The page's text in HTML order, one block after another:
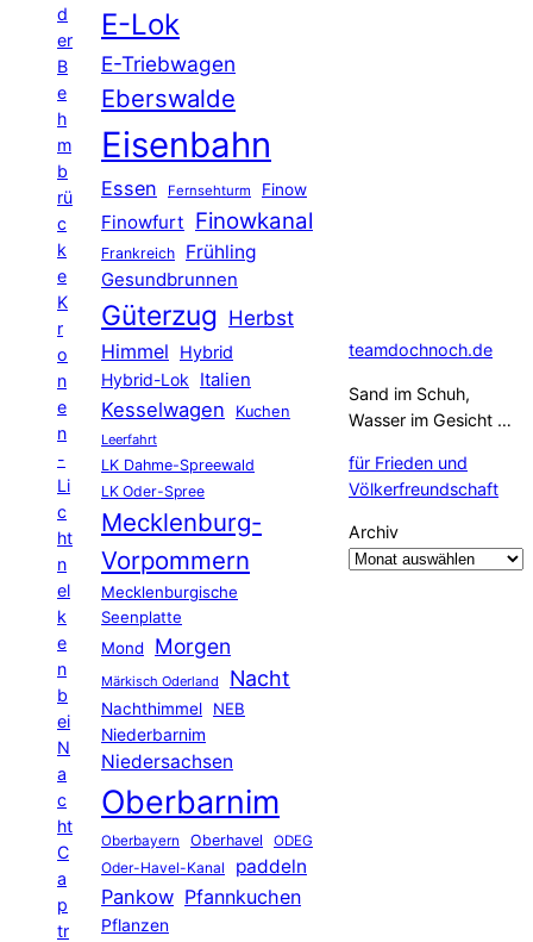
d
er
B
e
h
m
b
rü
c
k
e
K
r
o
n
e
n
-
Li
c
ht
n
el
k
e
n
b
ei
N
a
c
ht
C
a
p
tr
E-Lok
E-Triebwagen
Eberswalde
Eisenbahn
Essen Fernsehturm Finow
Finowfurt Finowkanal
Frankreich Frühling
Gesundbrunnen
Güterzug Herbst
Himmel
Hybrid
Hybrid-Lok Italien
Kesselwagen Kuchen
Leerfahrt
LK Dahme-Spreewald
LK Oder-Spree
Mecklenburg-
Vorpommern
Mecklenburgische
Seenplatte
Mond
Morgen
Märkisch Oderland Nacht
Nachthimmel
NEB
Niederbarnim
Niedersachsen
Oberbarnim
Oberbayern Oberhavel ODEG
Oder-Havel-Kanal paddeln
Pankow Pfannkuchen
Pflanzen
teamdochnoch.de
Sand im Schuh,
Wasser im Gesicht …
für Frieden und
Völkerfreundschaft
Archiv